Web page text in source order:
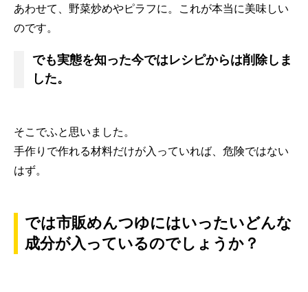
あわせて、野菜炒めやピラフに。これが本当に美味しい
のです。
でも実態を知った今ではレシピからは削除しま
した。
そこでふと思いました。
手作りで作れる材料だけが入っていれば、危険ではない
はず。
では市販めんつゆにはいったいどんな
成分が入っているのでしょうか？